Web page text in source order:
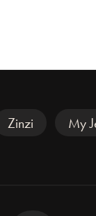
Zinzi My